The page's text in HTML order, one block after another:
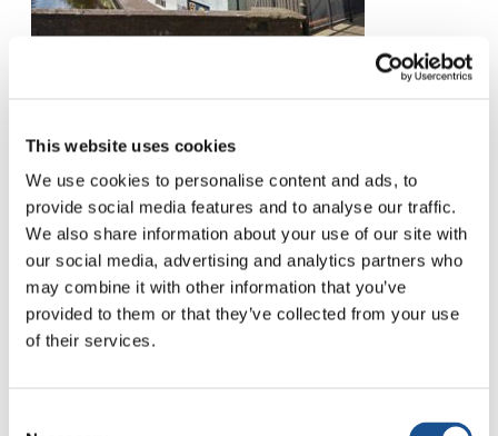
This website uses cookies
We use cookies to personalise content and ads, to
provide social media features and to analyse our traffic.
We also share information about your use of our site with
our social media, advertising and analytics partners who
may combine it with other information that you’ve
provided to them or that they’ve collected from your use
of their services.
spartiacque, trasformare l’aspetto del luogo e
trasformare il futuro per i loro giovani.
I benefici includono la gestione del centro
comunitario che ospita un gruppo di gioco
trasversale alla comunità, un bar, una
farmacia, un parrucchiere, un ufficio e una sala
della comunità e il quartier generale del club